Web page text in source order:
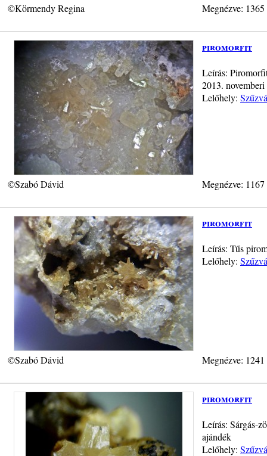
©Körmendy Regina Megnézve:
piromorfit
Leírás:
2013.
Lelőhely:
©Szabó Dávid Megnézve:
piromorfit
Leírás: Tűs
Lelőhely:
©Szabó Dávid Megnézve:
piromorfit
Leírás: Sárgás-
ajándék
Lelőhely: